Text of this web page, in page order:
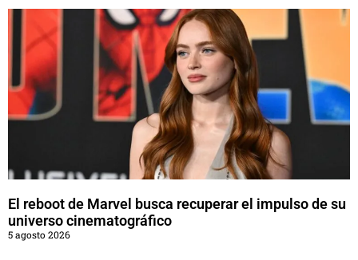
El reboot de Marvel busca recuperar el impulso de su
universo cinematográfico
5 agosto 2026